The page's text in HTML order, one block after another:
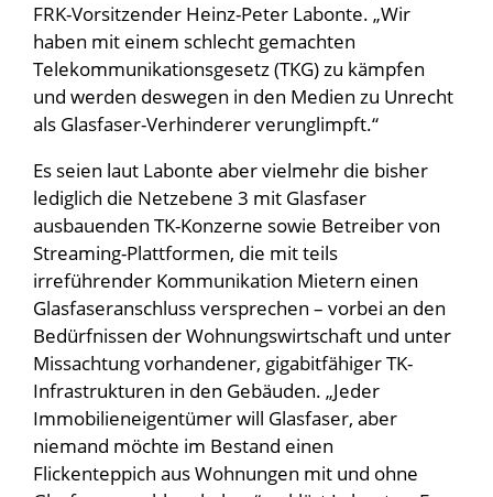
FRK-Vorsitzender Heinz-Peter Labonte. „Wir
haben mit einem schlecht gemachten
Telekommunikationsgesetz (TKG) zu kämpfen
und werden deswegen in den Medien zu Unrecht
als Glasfaser-Verhinderer verunglimpft.“
Es seien laut Labonte aber vielmehr die bisher
lediglich die Netzebene 3 mit Glasfaser
ausbauenden TK-Konzerne sowie Betreiber von
Streaming-Plattformen, die mit teils
irreführender Kommunikation Mietern einen
Glasfaseranschluss versprechen – vorbei an den
Bedürfnissen der Wohnungswirtschaft und unter
Missachtung vorhandener, gigabitfähiger TK-
Infrastrukturen in den Gebäuden. „Jeder
Immobilieneigentümer will Glasfaser, aber
niemand möchte im Bestand einen
Flickenteppich aus Wohnungen mit und ohne